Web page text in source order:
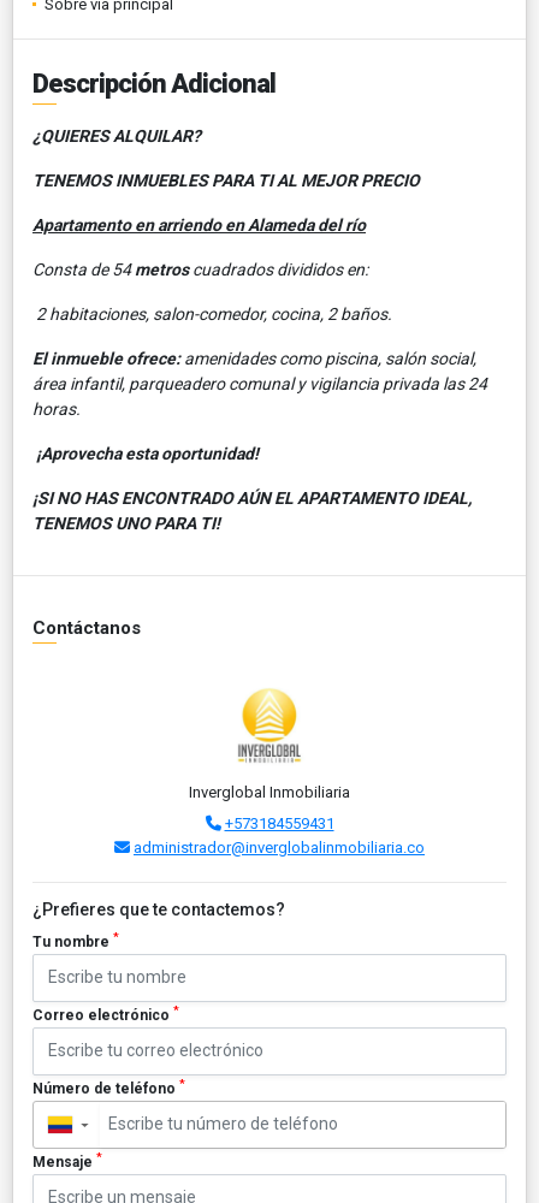
Sobre vía principal
Descripción Adicional
¿QUIERES ALQUILAR?
TENEMOS INMUEBLES PARA TI AL MEJOR PRECIO
Apartamento en arriendo en Alameda del río
Consta de 54metroscuadrados divididos en:
2 habitaciones, salon-comedor, cocina, 2 baños.
El inmueble ofrece:amenidades como piscina, salón social,
área infantil, parqueadero comunal y vigilancia privada las 24
horas.
¡Aprovecha esta oportunidad!
¡SI NO HAS ENCONTRADO AÚN EL APARTAMENTO IDEAL,
TENEMOS UNO PARA TI!
Contáctanos
Inverglobal Inmobiliaria
+573184559431
administrador@inverglobalinmobiliaria.co
¿Prefieres que te contactemos?
Tu nombre *
Correo electrónico *
Número de teléfono *
▼
Mensaje *